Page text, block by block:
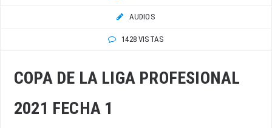
AUDIOS
1428 VISTAS
COPA DE LA LIGA PROFESIONAL
2021 FECHA 1